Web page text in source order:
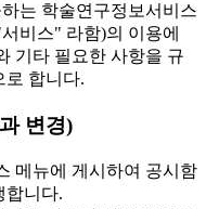
는 학술연구정보서비스
비스" 라함)의 이용에
기타 필요한 사항을 규
로 합니다.
변경)
메뉴에 게시하여 공시함
합니다.